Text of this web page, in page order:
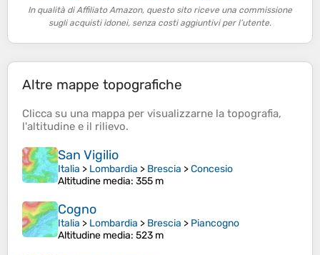
In qualità di Affiliato Amazon, questo sito riceve una commissione
sugli acquisti idonei, senza costi aggiuntivi per l’utente.
Altre mappe topografiche
Clicca su una mappa per visualizzarne la topografia,
l'altitudine e il rilievo.
San Vigilio
Italia > Lombardia > Brescia >Concesio
Altitudine media: 355 m
Cogno
Italia > Lombardia > Brescia > Piancogno
Altitudine media: 523 m